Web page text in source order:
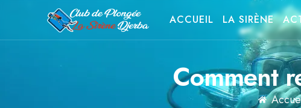
ACCUEIL LA SIRÈNE
Comment